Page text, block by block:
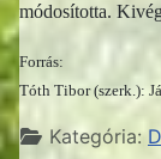
módosította.
Forrás:
Tóth Tibor (szerk.):
Részletek
Kategória: